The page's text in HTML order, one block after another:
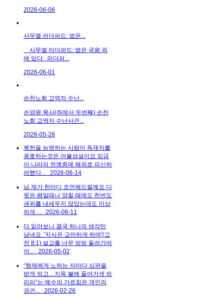
2026-06-08
사무엘 러더퍼드: 법은...
사무엘 러더퍼드: 법은 국왕 위
에 있다 러더퍼...
2026-06-01
순천노회 교역자 수난...
손양원 목사(좌에서 두번째) 순천
노회 교역자 수난사건...
2026-05-28
북한을 능명하는 사람이 독재자를
옹호하는것은 어불성설이요 임금
이 나라의 전쟁중에 해외로 피신하
려했다...
2026-06-14
님 제가 한마디 조언해드릴께요 다
윗은 왕일때나 양칠 때에도 한번도
권위를 내세우지 않았는데도 이상
하게 ...
2026-06-11
다 읽어보니 결국 하나의 생각만
남네요. '지식은 교만하게 하며'(고
전 8:1) 설교를 너무 빙빙 돌려가며
어...
2026-05-02
“형제에게 노하는 자마다 심판을
받게 되고... 지옥 불에 들어가게 되
리라”는 예수의 가르침은 개인의
경건...
2026-02-26